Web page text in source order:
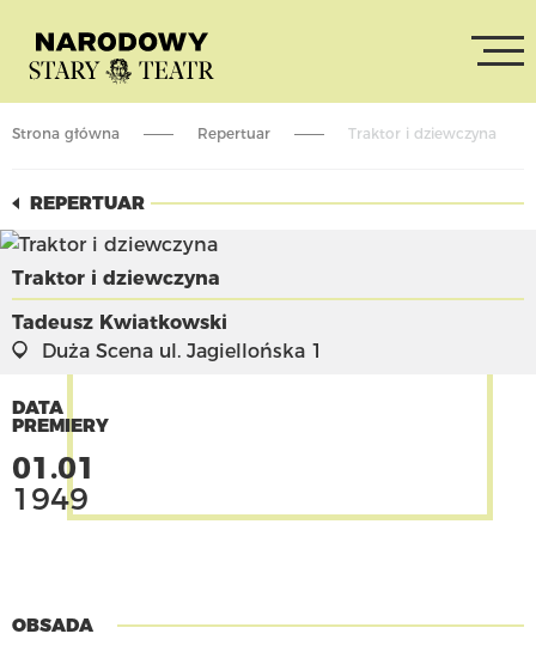
Strona główna Repertuar Traktor i dziewczyna
REPERTUAR
Traktor i dziewczyna
Tadeusz Kwiatkowski
Duża Scena ul. Jagiellońska 1
DATA
PREMIERY
01.01
1949
OBSADA